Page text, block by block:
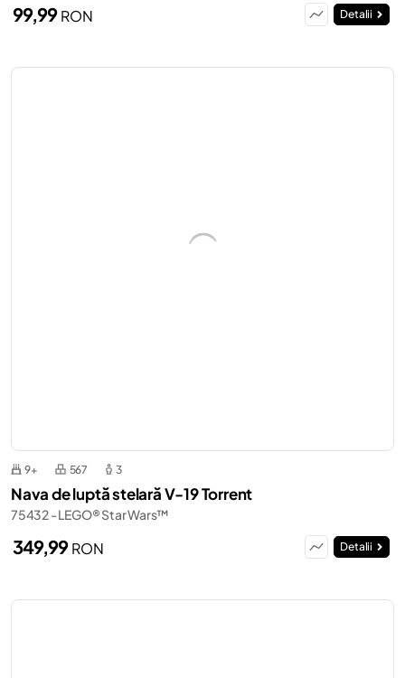
99,99RON Detalii
9+ 567 3
Nava de luptă stelară V-19 Torrent
75432 - LEGO® Star Wars™
349,99RON Detalii